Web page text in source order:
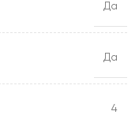
Да
Да
4